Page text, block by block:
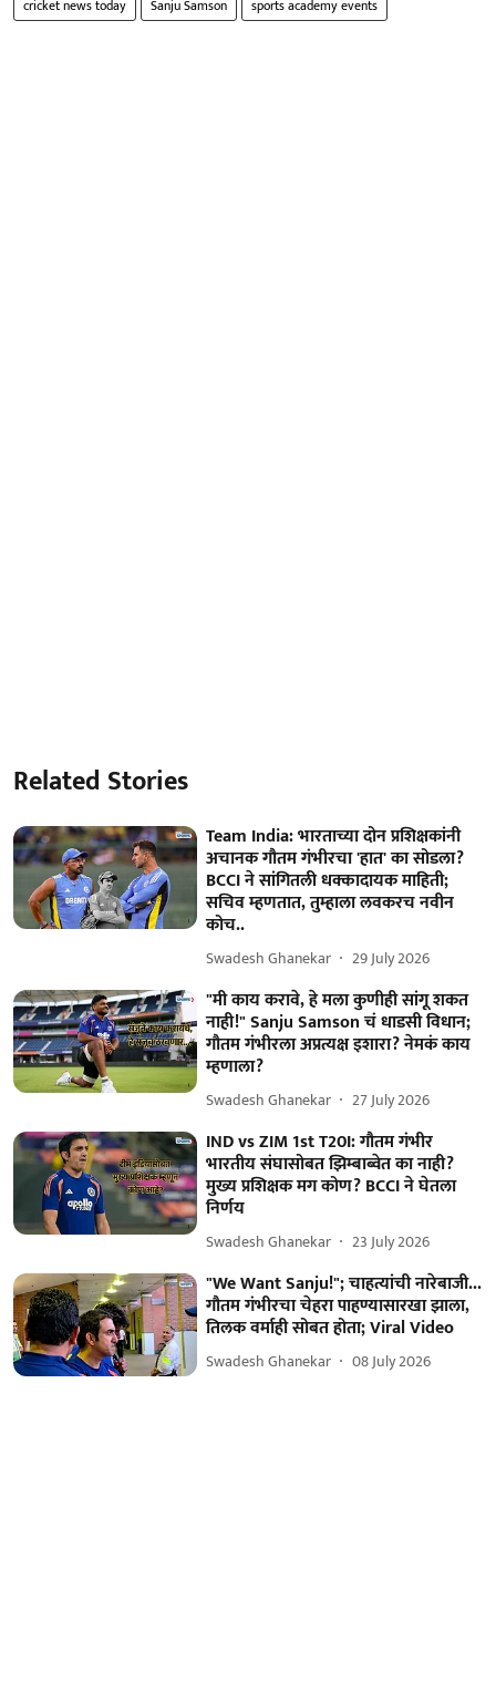
cricket news today Sanju Samson sports academy events
Related Stories
Team India: भारताच्या दोन प्रशिक्षकांनी
अचानक गौतम गंभीरचा 'हात' का सोडला?
BCCI ने सांगितली धक्कादायक माहिती;
सचिव म्हणतात, तुम्हाला लवकरच नवीन
कोच..
Swadesh Ghanekar 29 July 2026
"मी काय करावे, हे मला कुणीही सांगू शकत
नाही!" Sanju Samson चं धाडसी विधान;
गौतम गंभीरला अप्रत्यक्ष इशारा? नेमकं काय
म्हणाला?
Swadesh Ghanekar 27 July 2026
IND vs ZIM 1st T20I: गौतम गंभीर
भारतीय संघासोबत झिम्बाब्वेत का नाही?
मुख्य प्रशिक्षक मग कोण? BCCI ने घेतला
निर्णय
Swadesh Ghanekar 23 July 2026
"We Want Sanju!"; चाहत्यांची नारेबाजी...
गौतम गंभीरचा चेहरा पाहण्यासारखा झाला,
तिलक वर्माही सोबत होता; Viral Video
Swadesh Ghanekar 08 July 2026